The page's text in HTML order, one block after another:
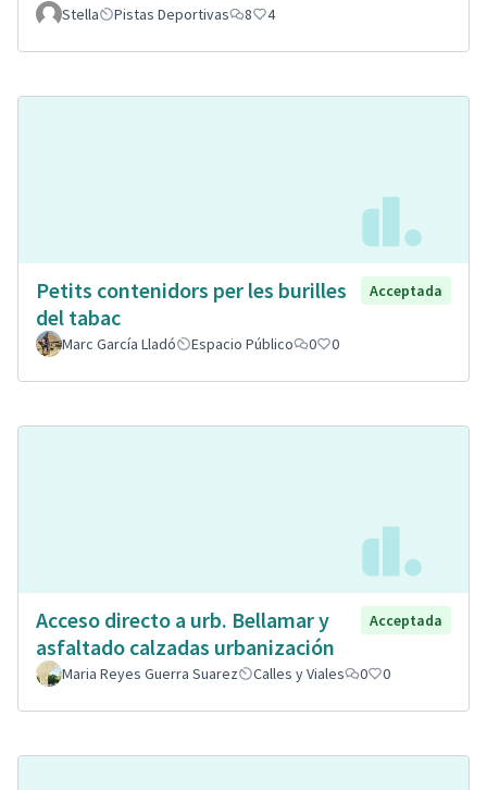
Stella Pistas Deportivas 8 4
Petits contenidors per les burilles
del tabac
Acceptada
Marc García Lladó Espacio Público 0 0
Acceso directo a urb. Bellamar y
asfaltado calzadas urbanización
Acceptada
Maria Reyes Guerra Suarez Calles y Viales 0 0